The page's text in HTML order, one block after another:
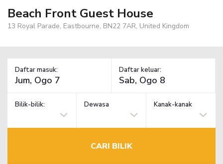
Beach Front Guest House
13 Royal Parade, Eastbourne, BN22 7AR, United Kingdom
Daftar masuk: Daftar keluar:
Bilik-bilik: Dewasa Kanak-kanak
CARI BILIK